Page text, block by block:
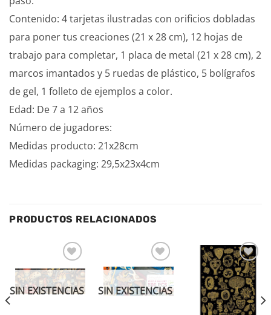
Contenido: 4 tarjetas ilustradas con orificios dobladas
para poner tus creaciones (21 x 28 cm), 12 hojas de
trabajo para completar, 1 placa de metal (21 x 28 cm), 2
marcos imantados y 5 ruedas de plástico, 5 bolígrafos
de gel, 1 folleto de ejemplos a color.
Edad: De 7 a 12 años
Número de jugadores:
Medidas producto: 21x28cm
Medidas packaging: 29,5x23x4cm
PRODUCTOS RELACIONADOS
Añadir
a la
lista de
deseos
SIN EXISTENCIAS
Añadir
a la
lista de
deseos
SIN EXISTENCIAS
Añadir
a la
lista de
deseos